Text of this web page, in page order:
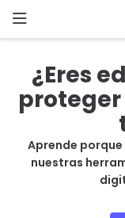
to
content
Comenzar
¿Por qué
elegir
¿Eres
proteger
Aprende
nuestras